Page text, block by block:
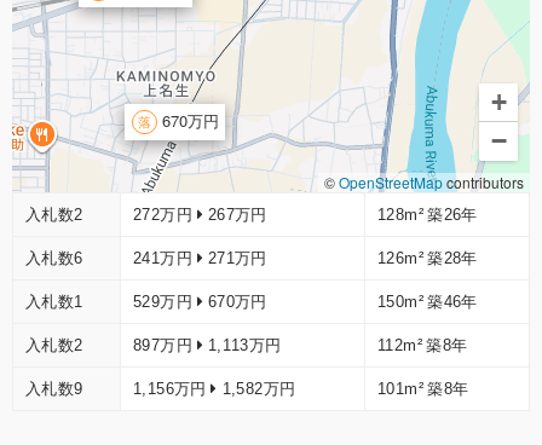
670万円
+
−
©OpenStreetMapcontributors
入札数2 272万円 267万円 128m² 築26年
入札数6 241万円 271万円 126m² 築28年
入札数1 529万円 670万円 150m² 築46年
入札数2 897万円 1,113万円 112m² 築8年
入札数9 1,156万円 1,582万円 101m² 築8年